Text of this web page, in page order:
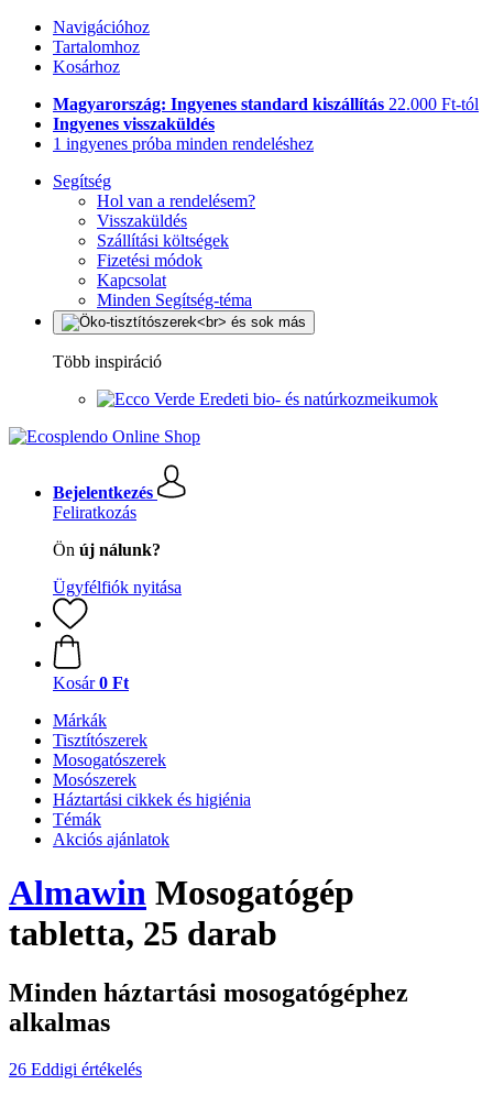
Navigációhoz
Tartalomhoz
Kosárhoz
Magyarország: Ingyenes standard kiszállítás 22.000 Ft-tól
Ingyenes visszaküldés
1 ingyenes próba minden rendeléshez
Segítség
Hol van a rendelésem?
Visszaküldés
Szállítási költségek
Fizetési módok
Kapcsolat
Minden Segítség-téma
Több inspiráció
Eredeti bio- és natúrkozmeikumok
Bejelentkezés
Feliratkozás
Ön új nálunk?
Ügyfélfiók nyitása
Kosár 0 Ft
Márkák
Tisztítószerek
Mosogatószerek
Mosószerek
Háztartási cikkek és higiénia
Témák
Akciós ajánlatok
Almawin Mosogatógép
tabletta, 25 darab
Minden háztartási mosogatógéphez
alkalmas
26 Eddigi értékelés